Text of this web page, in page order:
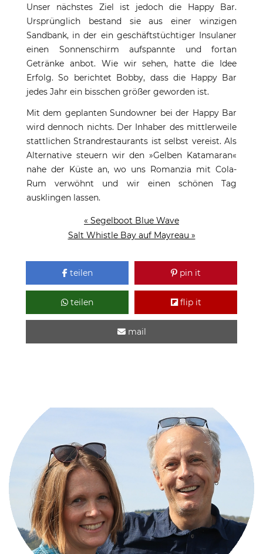
Unser nächstes Ziel ist jedoch die Happy Bar.
Ursprünglich bestand sie aus einer winzigen
Sandbank, in der ein geschäftstüchtiger Insulaner
einen Sonnenschirm aufspannte und fortan
Getränke anbot. Wie wir sehen, hatte die Idee
Erfolg. So berichtet Bobby, dass die Happy Bar
jedes Jahr ein bisschen größer geworden ist.
Mit dem geplanten Sundowner bei der Happy Bar
wird dennoch nichts. Der Inhaber des mittlerweile
stattlichen Strandrestaurants ist selbst vereist. Als
Alternative steuern wir den »Gelben Katamaran«
nahe der Küste an, wo uns Romanzia mit Cola-
Rum verwöhnt und wir einen schönen Tag
ausklingen lassen.
« Segelboot Blue Wave
Salt Whistle Bay auf Mayreau »
teilen pin it
teilen flip it
mail